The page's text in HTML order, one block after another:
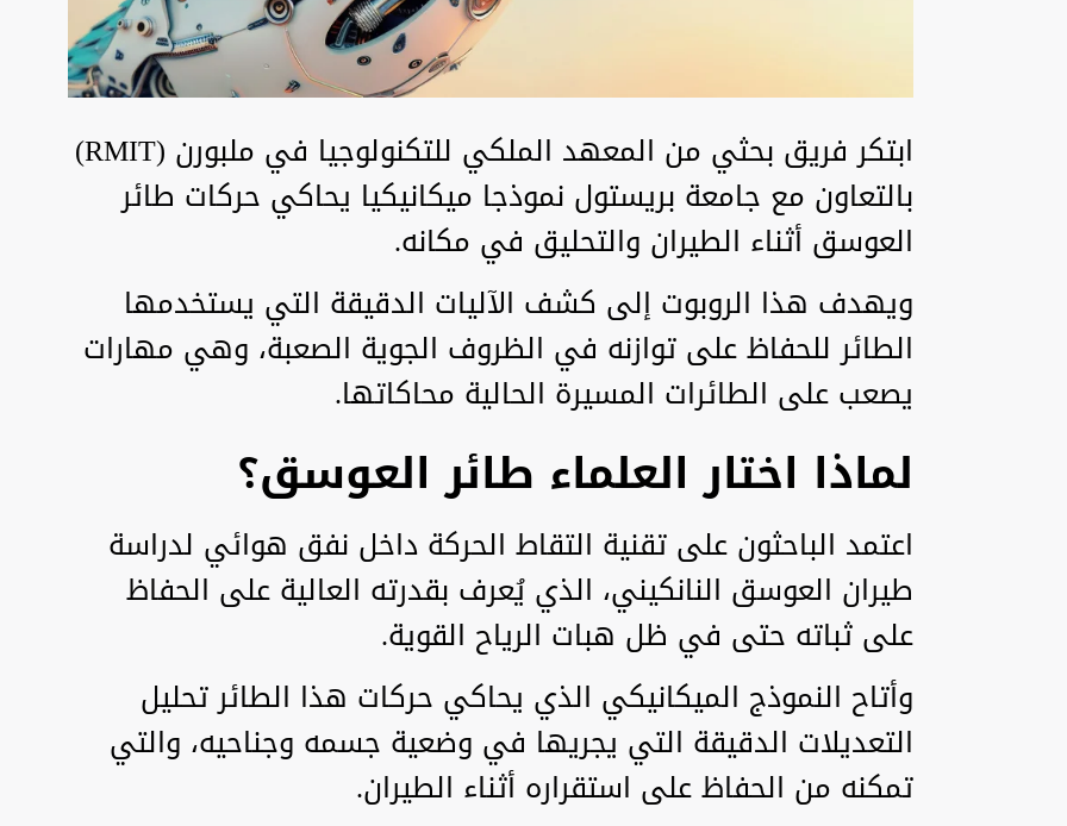
ابتكر فريق بحثي من المعهد الملكي للتكنولوجيا في ملبورن (RMIT)
بالتعاون مع جامعة بريستول نموذجا ميكانيكيا يحاكي حركات طائر
العوسق أثناء الطيران والتحليق في مكانه.
ويهدف هذا الروبوت إلى كشف الآليات الدقيقة التي يستخدمها
الطائر للحفاظ على توازنه في الظروف الجوية الصعبة، وهي مهارات
يصعب على الطائرات المسيرة الحالية محاكاتها.
لماذا اختار العلماء طائر العوسق؟
اعتمد الباحثون على تقنية التقاط الحركة داخل نفق هوائي لدراسة
طيران العوسق النانكيني، الذي يُعرف بقدرته العالية على الحفاظ
على ثباته حتى في ظل هبات الرياح القوية.
وأتاح النموذج الميكانيكي الذي يحاكي حركات هذا الطائر تحليل
التعديلات الدقيقة التي يجريها في وضعية جسمه وجناحيه، والتي
تمكنه من الحفاظ على استقراره أثناء الطيران.